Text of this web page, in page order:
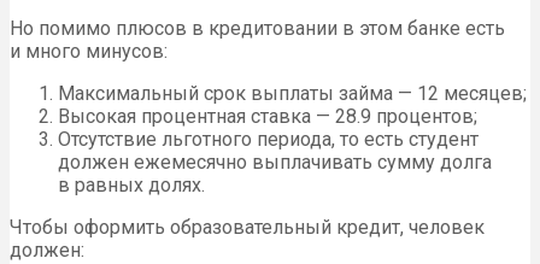
Но помимо плюсов в кредитовании в этом банке есть
и много минусов:
Максимальный срок выплаты займа — 12 месяцев;
Высокая процентная ставка — 28.9 процентов;
Отсутствие льготного периода, то есть студент
должен ежемесячно выплачивать сумму долга
в равных долях.
Чтобы оформить образовательный кредит, человек
должен: